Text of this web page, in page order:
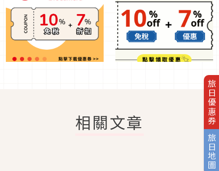
旅日優惠券
旅日地圖
相關文章